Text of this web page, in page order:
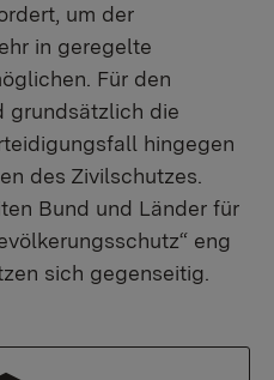
um der
in geregelte
Für den
grundsätzlich die
hingegen
des Zivilschutzes.
Bund und Länder für
eng
sich gegenseitig.